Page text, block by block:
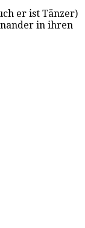
er ist Tänzer)
in ihren